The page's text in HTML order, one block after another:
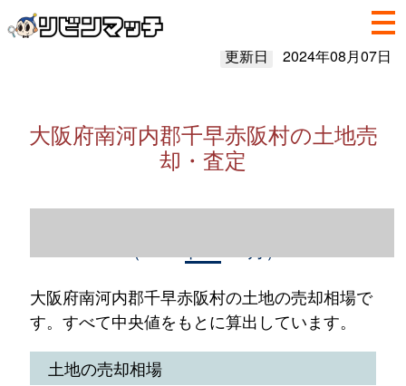
更新日 2024年08月07日
大阪府南河内郡千早赤阪村の土地売
却・査定
大阪府南河内郡千早赤阪村の土地の売却相場で
す。すべて中央値をもとに算出しています。
土地の売却相場